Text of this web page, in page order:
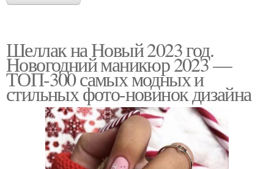
Шеллак на Новый 2023 год.
Новогодний маникюр 2023 —
ТОП-300 самых модных и
стильных фото-новинок дизайна